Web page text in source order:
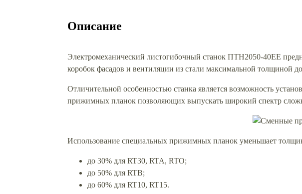
Описание
Электромеханический листогибочный станок ПТН2050-40ЕЕ
коробок фасадов и вентиляции из стали максимальной толщиной
Отличительной особенностью станка является возможность
прижимных планок позволяющих выпускать широкий спектр
Использование специальных прижимных планок уменьшает
до 30% для RT30, RTA, RTO;
до 50% для RTB;
до 60% для RT10, RT15.